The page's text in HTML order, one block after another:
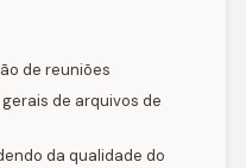
de reuniões
de arquivos de
da qualidade do